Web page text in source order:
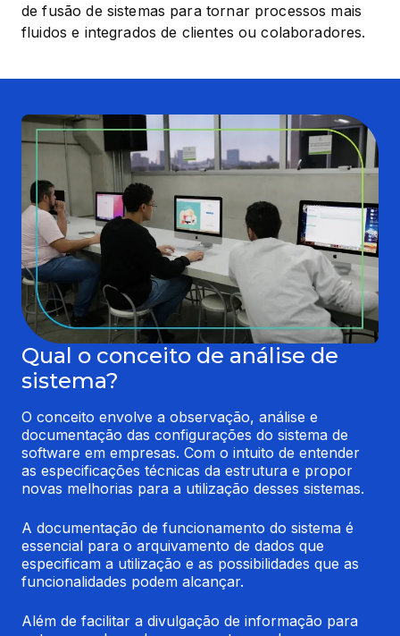
de fusão de sistemas para tornar processos mais
fluidos e integrados de clientes ou colaboradores.
Qual o conceito de análise de
sistema?
O conceito envolve a observação, análise e
documentação das configurações do sistema de
software em empresas. Com o intuito de entender
as especificações técnicas da estrutura e propor
novas melhorias para a utilização desses sistemas.
A documentação de funcionamento do sistema é
essencial para o arquivamento de dados que
especificam a utilização e as possibilidades que as
funcionalidades podem alcançar.
Além de facilitar a divulgação de informação para